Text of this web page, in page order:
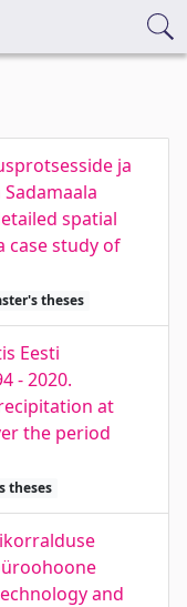
ja
spatial
case study of
theses
Eesti
- 2020.
at
the period
theses
and